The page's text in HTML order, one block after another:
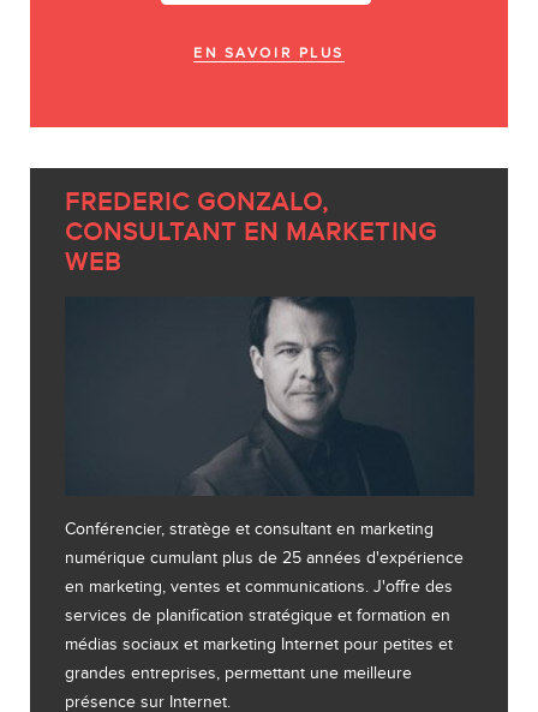
EN SAVOIR PLUS
FREDERIC GONZALO,
CONSULTANT EN MARKETING
WEB
Conférencier, stratège et consultant en marketing
numérique cumulant plus de 25 années d'expérience
en marketing, ventes et communications. J'offre des
services de planification stratégique et formation en
médias sociaux et marketing Internet pour petites et
grandes entreprises, permettant une meilleure
présence sur Internet.